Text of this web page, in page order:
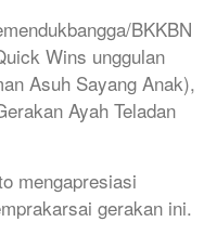
BKKBN
Wins unggulan
Asuh Sayang Anak),
Ayah Teladan
mengapresiasi
gerakan ini.